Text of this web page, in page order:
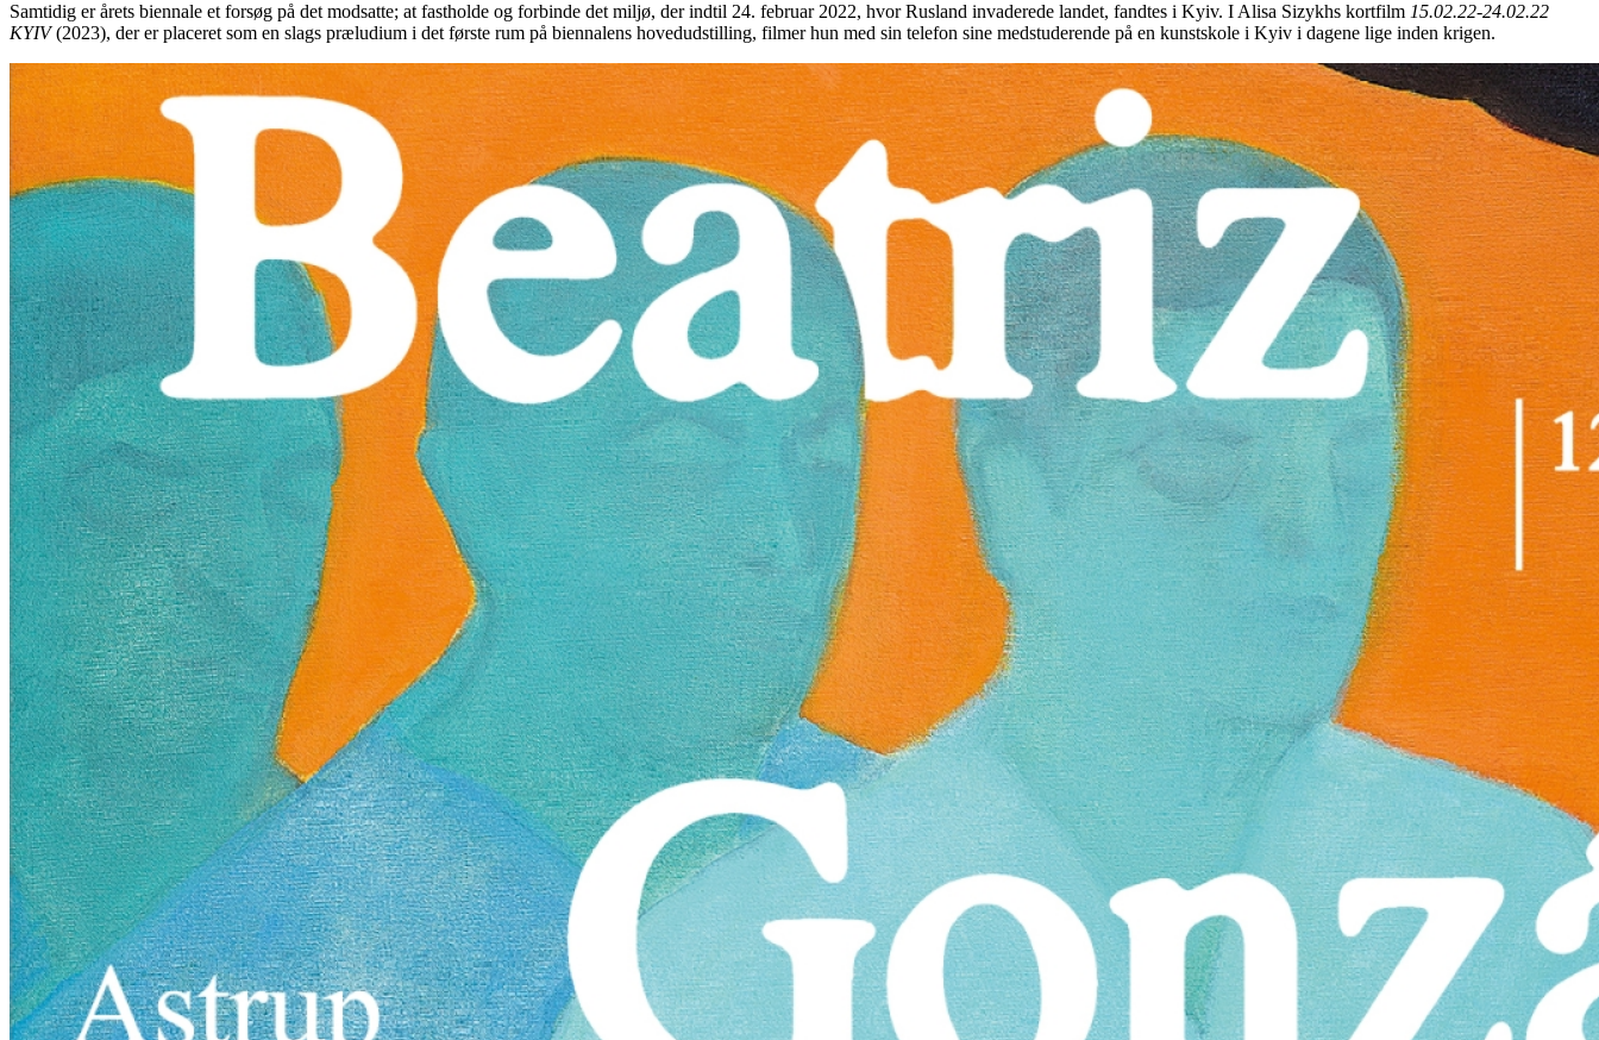
Samtidig er årets biennale et forsøg på det modsatte; at fastholde og forbinde det miljø, der indtil 24. februar 2022, hvor Rusland invaderede landet, fandtes i Kyiv. I Alisa Sizykhs kortfilm 15.02.22-24.02.22
KYIV(2023), der er placeret som en slags præludium i det første rum på biennalens hovedudstilling, filmer hun med sin telefon sine medstuderende på en kunstskole i Kyiv i dagene lige inden krigen.